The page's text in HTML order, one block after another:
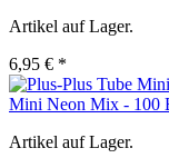
Artikel auf Lager.
6,95 € *
Mini Neon Mix - 100
Artikel auf Lager.